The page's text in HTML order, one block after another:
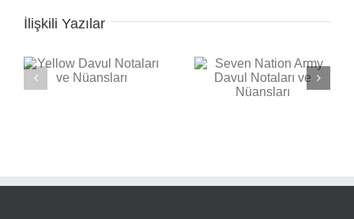
İlişkili Yazılar
Seven Nation Army
Back in Black Davul
Notaları ve Nüansları